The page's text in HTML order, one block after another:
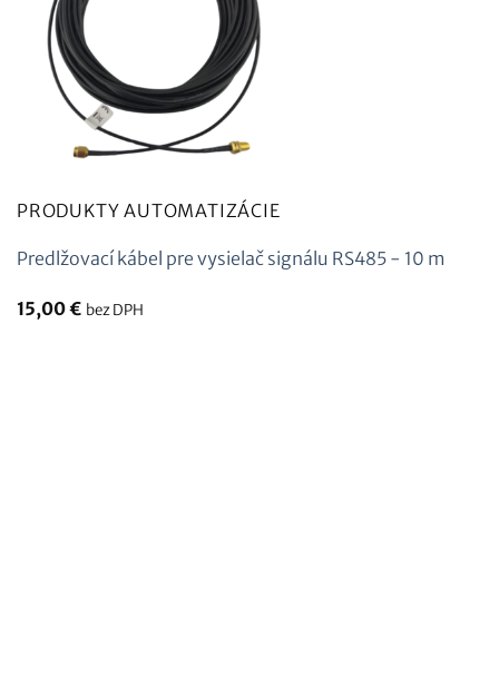
PRODUKTY AUTOMATIZÁCIE
Predlžovací kábel pre vysielač signálu RS485 - 10 m
15,00€ bez DPH